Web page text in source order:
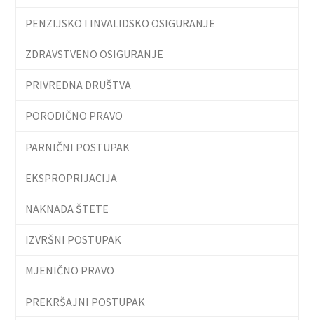
PENZIJSKO I INVALIDSKO OSIGURANJE
ZDRAVSTVENO OSIGURANJE
PRIVREDNA DRUŠTVA
PORODIČNO PRAVO
PARNIČNI POSTUPAK
EKSPROPRIJACIJA
NAKNADA ŠTETE
IZVRŠNI POSTUPAK
MJENIČNO PRAVO
PREKRŠAJNI POSTUPAK